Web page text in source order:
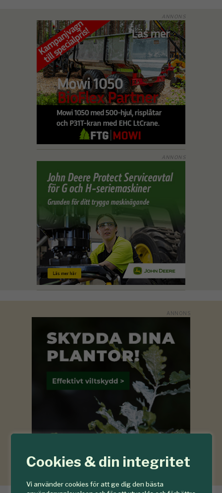
Cookies & din integritet
Vi använder cookies för att ge dig den bästa